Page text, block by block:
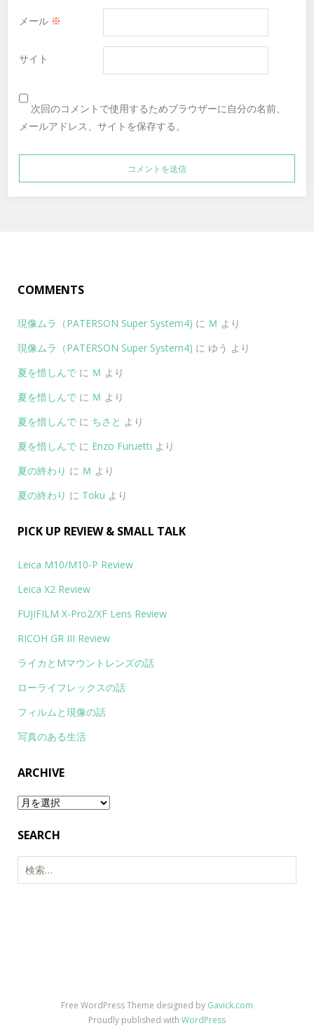
メール ※
サイト
次回のコメントで使用するためブラウザーに自分の名前、
メールアドレス、サイトを保存する。
COMMENTS
現像ムラ（PATERSON Super System4) に Ｍ より
現像ムラ（PATERSON Super System4) に ゆう より
夏を惜しんで に Ｍ より
夏を惜しんで に Ｍ より
夏を惜しんで に ちさと より
夏を惜しんで に Enzo Furuetti より
夏の終わり に Ｍ より
夏の終わり に Toku より
PICK UP REVIEW & SMALL TALK
Leica M10/M10-P Review
Leica X2 Review
FUJIFILM X-Pro2/XF Lens Review
RICOH GR III Review
ライカとMマウントレンズの話
ローライフレックスの話
フィルムと現像の話
写真のある生活
ARCHIVE
Archive
SEARCH
索:
Free WordPress Theme designed by Gavick.com
Proudly published with WordPress